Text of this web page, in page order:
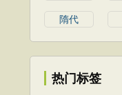
隋代
热门标签